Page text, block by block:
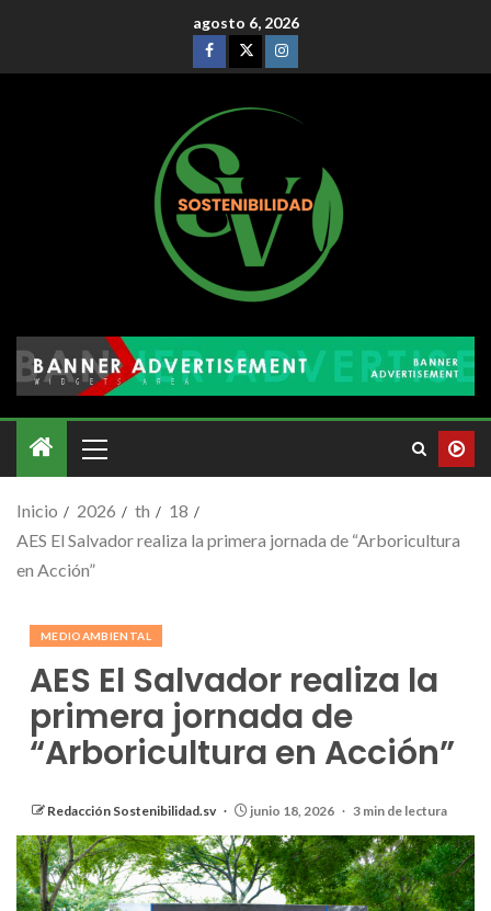
agosto 6, 2026
Inicio 2026 th
18
AES El Salvador realiza la primera jornada de “Arboricultura
en Acción”
MEDIOAMBIENTAL
AES El Salvador realiza la
primera jornada de
“Arboricultura en Acción”
Redacción Sostenibilidad.sv junio 18, 2026 3 min de lectura